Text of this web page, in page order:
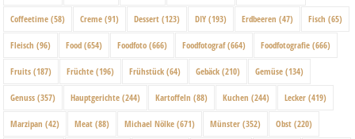
Coffeetime (58) Creme (91) Dessert (123) DIY (193) Erdbeeren (47) Fisch (65)
Fleisch (96) Food (654) Foodfoto (666) Foodfotograf(664) Foodfotografie (666)
Fruits (187) Früchte (196) Frühstück (64) Gebäck (210) Gemüse (134)
Genuss (357) Hauptgerichte (244) Kartoffeln (88) Kuchen (244) Lecker (419)
Marzipan (42) Meat (88) Michael Nölke (671) Münster (352) Obst (220)